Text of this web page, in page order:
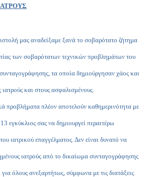
μας αναδείξαμε ξανά το σοβαρότατο ζήτημα
των σοβαρότατων τεχνικών προβλημάτων του
τα οποία δημιούργησαν χάος και
ιατρούς και στους ασφαλισμένους.
προβλήματα πλέον αποτελούν καθημερινότητα με
εγκύκλιος σας να δημιουργεί περαιτέρω
ιατρικού επαγγέλματος. Δεν είναι δυνατό να
ιατρούς από το δικαίωμα συνταγογράφησης
για όλους ανεξαρτήτως, σύμφωνα με τις διατάξεις